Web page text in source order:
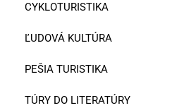
CYKLOTURISTIKA
ĽUDOVÁ KULTÚRA
PEŠIA TURISTIKA
TÚRY DO LITERATÚRY